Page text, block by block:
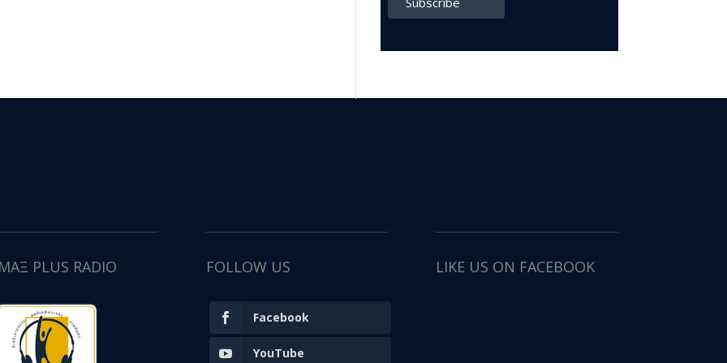
PLUS RADIO FOLLOW US
Facebook
YouTube
LIKE US ON FACEBOOK